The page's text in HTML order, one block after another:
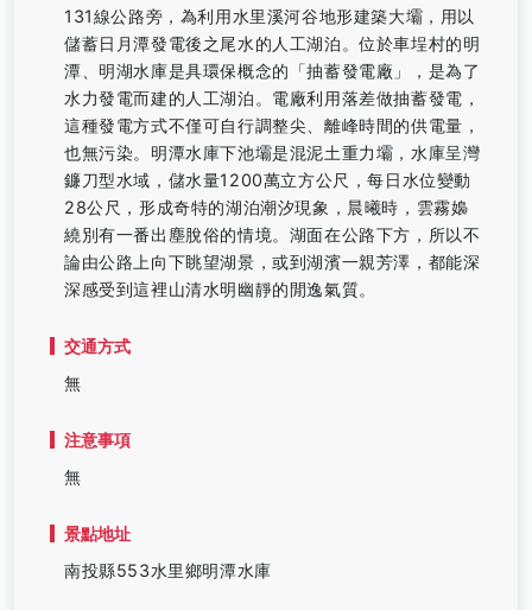
131線公路旁，為利用水里溪河谷地形建築大壩，用以
儲蓄日月潭發電後之尾水的人工湖泊。位於車埕村的明
潭、明湖水庫是具環保概念的「抽蓄發電廠」，是為了
水力發電而建的人工湖泊。電廠利用落差做抽蓄發電，
這種發電方式不僅可自行調整尖、離峰時間的供電量，
也無污染。明潭水庫下池壩是混泥土重力壩，水庫呈灣
鐮刀型水域，儲水量1200萬立方公尺，每日水位變動
28公尺，形成奇特的湖泊潮汐現象，晨曦時，雲霧嬝
繞別有一番出塵脫俗的情境。湖面在公路下方，所以不
論由公路上向下眺望湖景，或到湖濱一親芳澤，都能深
深感受到這裡山清水明幽靜的閒逸氣質。
交通方式
無
注意事項
無
景點地址
南投縣553水里鄉明潭水庫